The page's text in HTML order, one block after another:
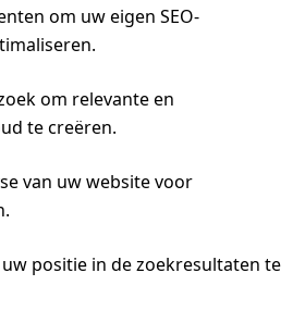
om uw eigen SEO-
om relevante en
te creëren.
van uw website voor
positie in de zoekresultaten te